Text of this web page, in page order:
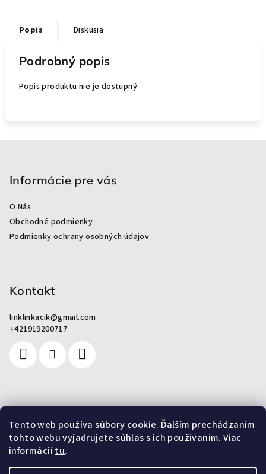
Tento web používa súbory cookie. Ďalším prechádzaním
tohto webu vyjadrujete súhlas s ich používaním. Viac
informáciítu.
Popis Diskusia
Podrobný popis
Popis produktu nie je dostupný
Informácie pre vás
O Nás
Obchodné podmienky
Podmienky ochrany osobných údajov
Kontakt
linklinkacik@gmail.com
+421919200717
Pre zákazníkov
Od odpadu k umeniu